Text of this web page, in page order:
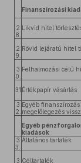
Finanszírozási
2
8.
Likvid hitel
2
9.
Rövid lejáratú hitel
3
0.
Felhalmozási célú
31 Értékpapír vásárlás
3
2.
Egyéb finanszírozás
megelőlegezés
Egyéb
kiadások
3
3.
Általános tartalék
3 Céltartalék